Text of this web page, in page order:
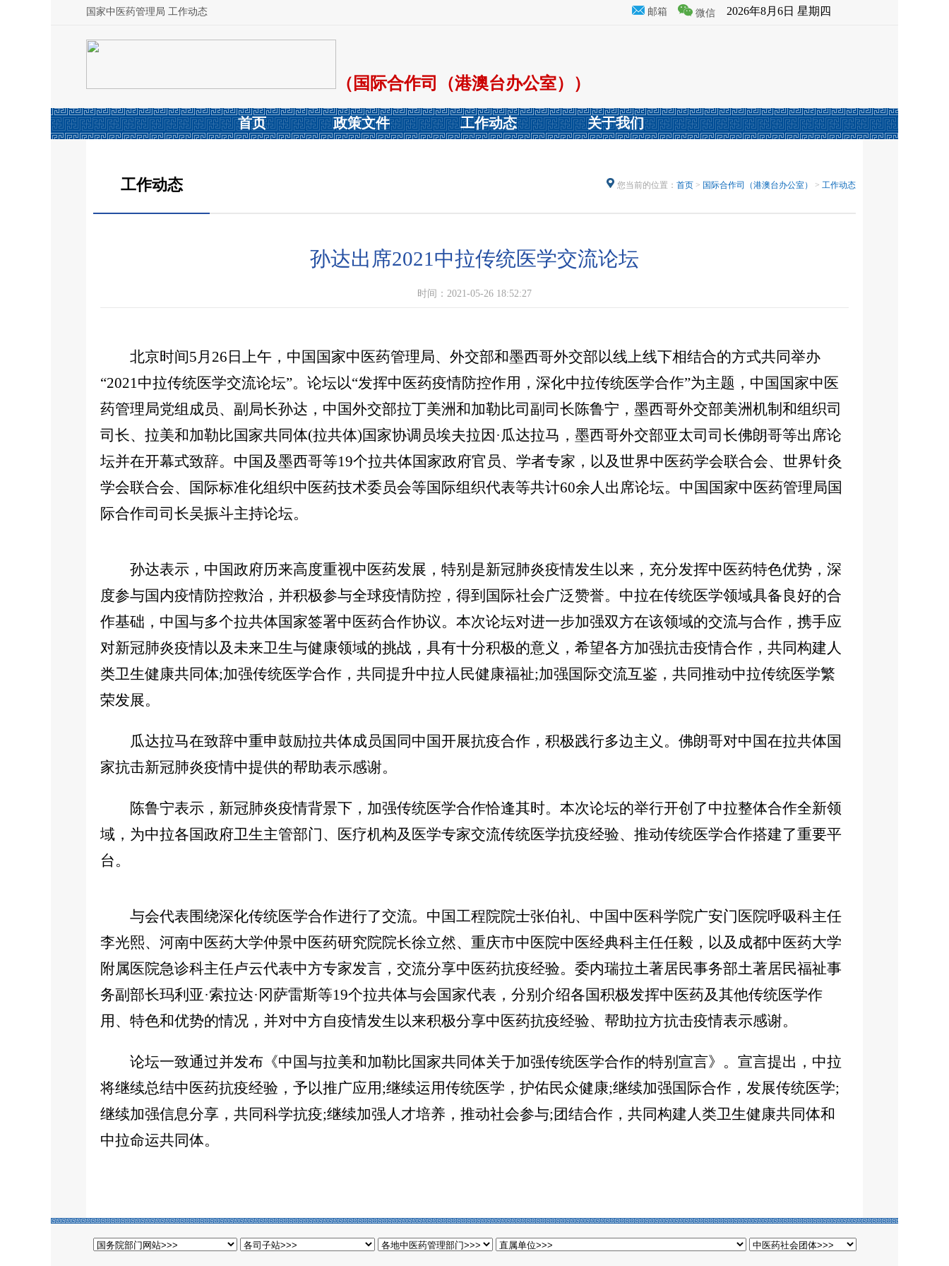
国家中医药管理局 工作动态 邮箱 微信 2026年8月6日 星期四
（国际合作司（港澳台办公室））
首页 政策文件 工作动态 关于我们
工作动态 您当前的位置： 首页 > 国际合作司（港澳台办公室） > 工作动态
孙达出席2021中拉传统医学交流论坛
时间：2021-05-26 18:52:27
北京时间5月26日上午，中国国家中医药管理局、外交部和墨西哥外交部以线上线下相结合的方式共同举办
“2021中拉传统医学交流论坛”。论坛以“发挥中医药疫情防控作用，深化中拉传统医学合作”为主题，中国国家中医
药管理局党组成员、副局长孙达，中国外交部拉丁美洲和加勒比司副司长陈鲁宁，墨西哥外交部美洲机制和组织司
司长、拉美和加勒比国家共同体(拉共体)国家协调员埃夫拉因·瓜达拉马，墨西哥外交部亚太司司长佛朗哥等出席论
坛并在开幕式致辞。中国及墨西哥等19个拉共体国家政府官员、学者专家，以及世界中医药学会联合会、世界针灸
学会联合会、国际标准化组织中医药技术委员会等国际组织代表等共计60余人出席论坛。中国国家中医药管理局国
际合作司司长吴振斗主持论坛。
孙达表示，中国政府历来高度重视中医药发展，特别是新冠肺炎疫情发生以来，充分发挥中医药特色优势，深
度参与国内疫情防控救治，并积极参与全球疫情防控，得到国际社会广泛赞誉。中拉在传统医学领域具备良好的合
作基础，中国与多个拉共体国家签署中医药合作协议。本次论坛对进一步加强双方在该领域的交流与合作，携手应
对新冠肺炎疫情以及未来卫生与健康领域的挑战，具有十分积极的意义，希望各方加强抗击疫情合作，共同构建人
类卫生健康共同体;加强传统医学合作，共同提升中拉人民健康福祉;加强国际交流互鉴，共同推动中拉传统医学繁
荣发展。
瓜达拉马在致辞中重申鼓励拉共体成员国同中国开展抗疫合作，积极践行多边主义。佛朗哥对中国在拉共体国
家抗击新冠肺炎疫情中提供的帮助表示感谢。
陈鲁宁表示，新冠肺炎疫情背景下，加强传统医学合作恰逢其时。本次论坛的举行开创了中拉整体合作全新领
域，为中拉各国政府卫生主管部门、医疗机构及医学专家交流传统医学抗疫经验、推动传统医学合作搭建了重要平
台。
与会代表围绕深化传统医学合作进行了交流。中国工程院院士张伯礼、中国中医科学院广安门医院呼吸科主任
李光熙、河南中医药大学仲景中医药研究院院长徐立然、重庆市中医院中医经典科主任任毅，以及成都中医药大学
附属医院急诊科主任卢云代表中方专家发言，交流分享中医药抗疫经验。委内瑞拉土著居民事务部土著居民福祉事
务副部长玛利亚·索拉达·冈萨雷斯等19个拉共体与会国家代表，分别介绍各国积极发挥中医药及其他传统医学作
用、特色和优势的情况，并对中方自疫情发生以来积极分享中医药抗疫经验、帮助拉方抗击疫情表示感谢。
论坛一致通过并发布《中国与拉美和加勒比国家共同体关于加强传统医学合作的特别宣言》。宣言提出，中拉
将继续总结中医药抗疫经验，予以推广应用;继续运用传统医学，护佑民众健康;继续加强国际合作，发展传统医学;
继续加强信息分享，共同科学抗疫;继续加强人才培养，推动社会参与;团结合作，共同构建人类卫生健康共同体和
中拉命运共同体。